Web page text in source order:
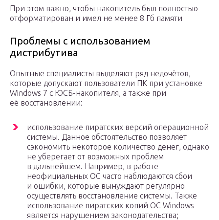
При этом важно, чтобы накопитель был полностью
отформатирован и имел не менее 8 Гб памяти
Проблемы с использованием
дистрибутива
Опытные специалисты выделяют ряд недочётов,
которые допускают пользователи ПК при установке
Windows 7 с ЮСБ-накопителя, а также при
её восстановлении:
использование пиратских версий операционной
системы. Данное обстоятельство позволяет
сэкономить некоторое количество денег, однако
не уберегает от возможных проблем
в дальнейшем. Например, в работе
неофициальных OC часто наблюдаются сбои
и ошибки, которые вынуждают регулярно
осуществлять восстановление системы. Также
использование пиратских копий OC Windows
является нарушением законодательства;